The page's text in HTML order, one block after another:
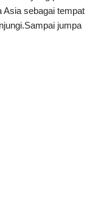
Asia sebagai tempat
jumpa